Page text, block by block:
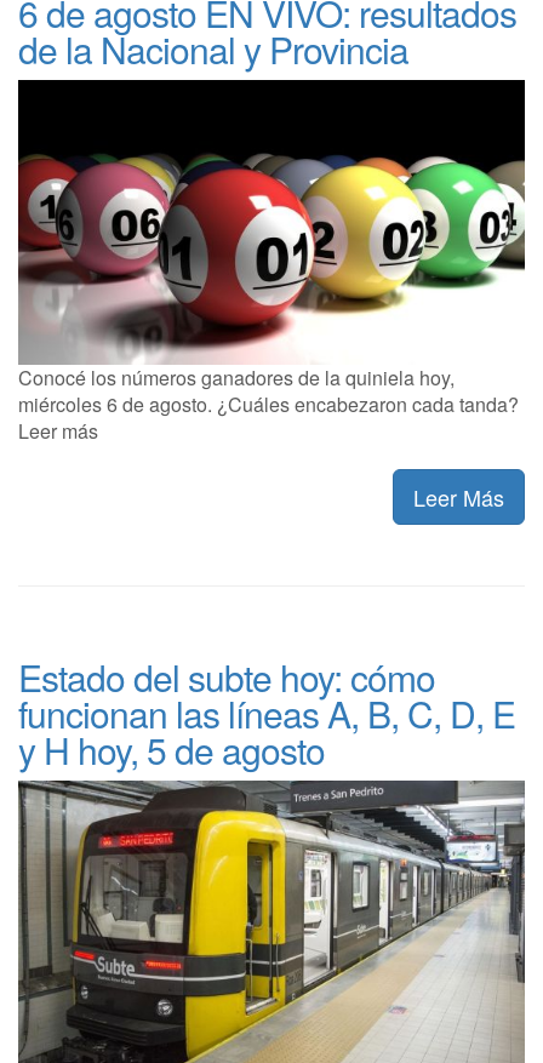
6 de agosto EN VIVO: resultados
de la Nacional y Provincia
Conocé los números ganadores de la quiniela hoy,
miércoles 6 de agosto. ¿Cuáles encabezaron cada tanda?
Leer más
Leer Más
Estado del subte hoy: cómo
funcionan las líneas A, B, C, D, E
y H hoy, 5 de agosto